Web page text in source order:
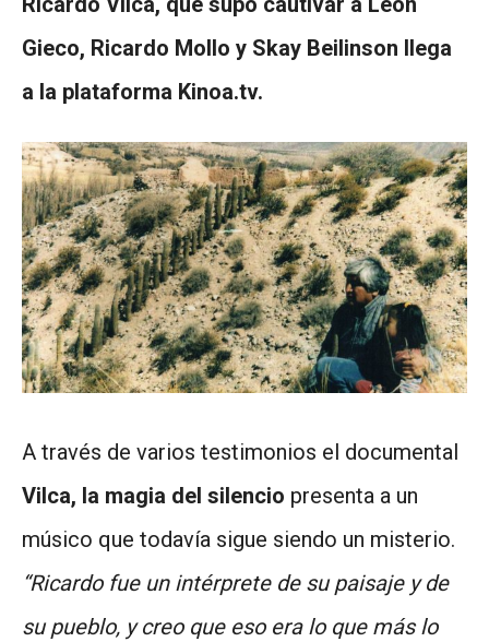
Gieco, Ricardo Mollo y Skay Beilinson llega
a la plataforma Kinoa.tv.
A través de varios testimonios el documental
Vilca, la magia del silencio presenta a un
músico que todavía sigue siendo un misterio.
“Ricardo fue un intérprete de su paisaje y de
su pueblo, y creo que eso era lo que más lo